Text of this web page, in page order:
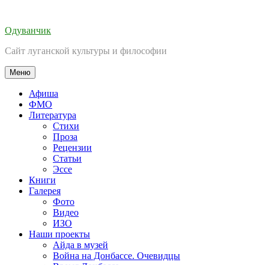
содержимому
Одуванчик
Сайт луганской культуры и философии
Меню
Афиша
ФМО
Литература
Стихи
Проза
Рецензии
Статьи
Эссе
Книги
Галерея
Фото
Видео
ИЗО
Наши проекты
Айда в музей
Война на Донбассе. Очевидцы